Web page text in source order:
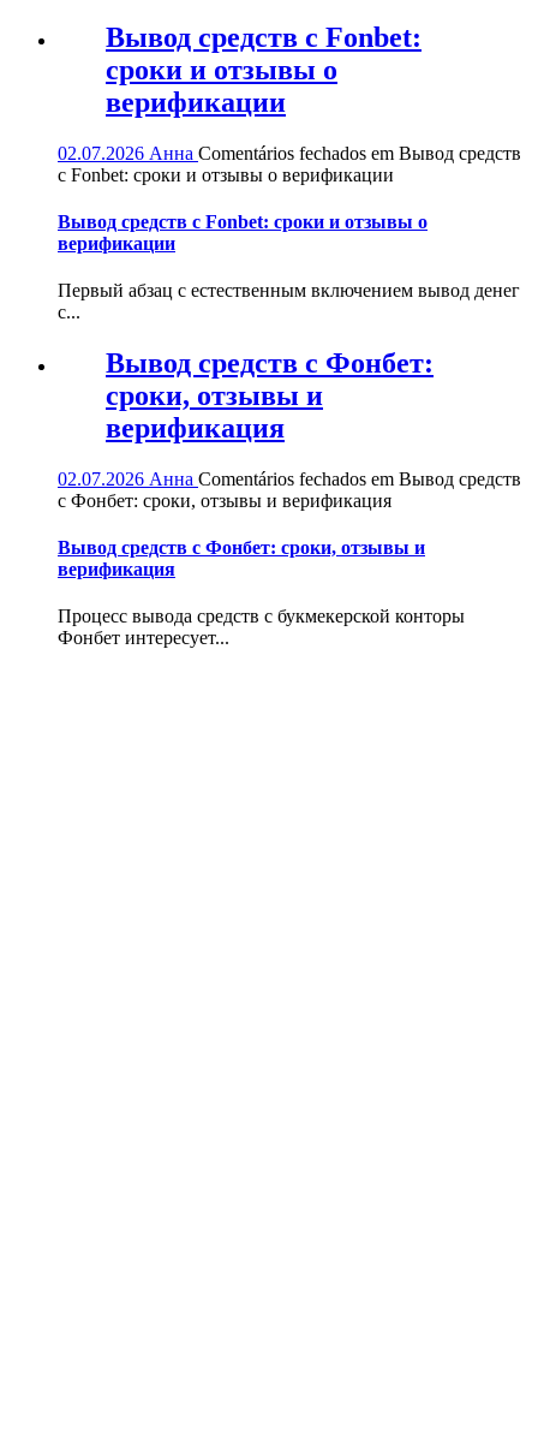
Вывод средств с Fonbet:
сроки и отзывы о
верификации
02.07.2026 Анна Comentários fechados em Вывод средств
с Fonbet: сроки и отзывы о верификации
Вывод средств с Fonbet: сроки и отзывы о
верификации
Первый абзац с естественным включением вывод денег
с...
Вывод средств с Фонбет:
сроки, отзывы и
верификация
02.07.2026 Анна Comentários fechados em Вывод средств
с Фонбет: сроки, отзывы и верификация
Вывод средств с Фонбет: сроки, отзывы и
верификация
Процесс вывода средств с букмекерской конторы
Фонбет интересует...